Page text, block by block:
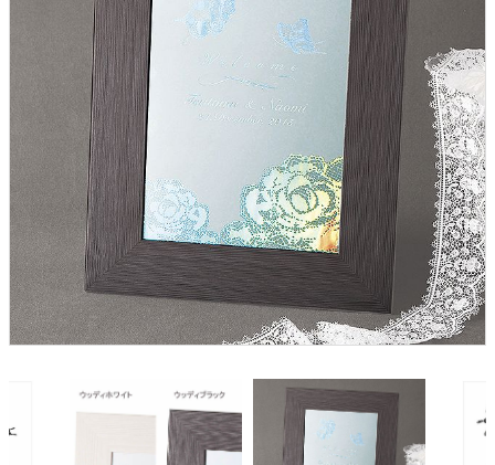
引出物ギフト
カタログギフト
ブライダルバッグ
演出用品
内祝い 出産祝い
季節イベント特集
よくあるご質問
ドメイン指定受信について